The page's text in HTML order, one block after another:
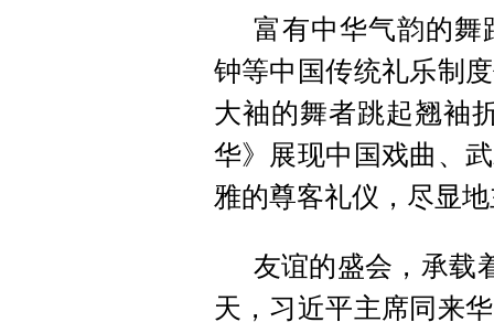
富有中华气韵的舞
钟等中国传统礼乐制
大袖的舞者跳起翘袖
华》展现中国戏曲、
雅的尊客礼仪，尽显
友谊的盛会，承载
天，习近平主席同来